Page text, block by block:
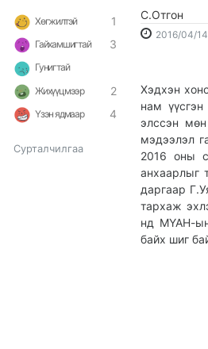
Хөгжилтэй 1
Гайхамшигтай 3
Гунигтай
Жихүүцмээр
2
Үзэн ядмаар 4
Сурталчилгаа
С.Отгон
2016/04/14
Хэдхэн
нам
элссэн
мэдээлэл
2016 оны
анхаарлыг
даргаар
тархаж
нд МҮАН-ын
байх шиг